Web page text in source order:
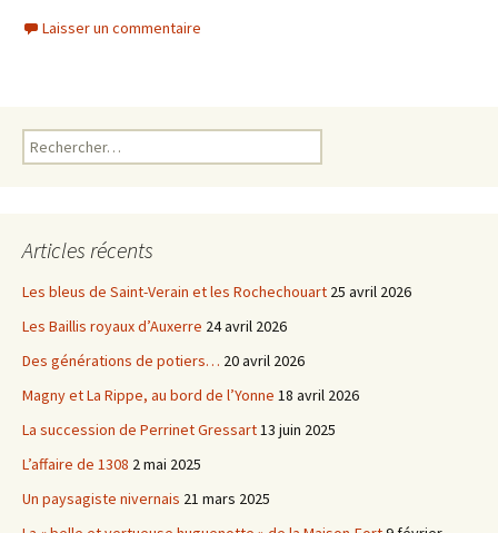
c
e
i
t
Laisser un commentaire
Rechercher :
Articles récents
Les bleus de Saint-Verain et les Rochechouart 25 avril 2026
Les Baillis royaux d’Auxerre 24 avril 2026
Des générations de potiers… 20 avril 2026
Magny et La Rippe, au bord de l’Yonne 18 avril 2026
La succession de Perrinet Gressart13 juin 2025
L’affaire de 1308 2 mai 2025
Un paysagiste nivernais 21 mars 2025